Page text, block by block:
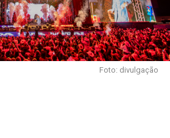
Foto: divulgação